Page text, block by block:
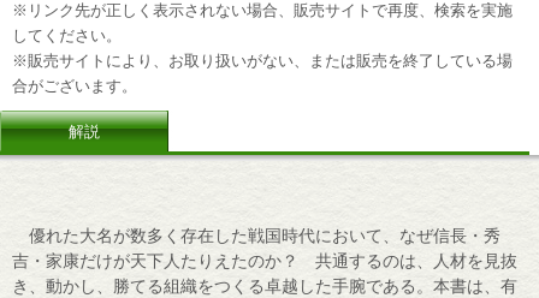
※リンク先が正しく表示されない場合、販売サイトで再度、検索を実施
してください。
※販売サイトにより、お取り扱いがない、または販売を終了している場
合がございます。
解説
優れた大名が数多く存在した戦国時代において、なぜ信長・秀
吉・家康だけが天下人たりえたのか？ 共通するのは、人材を見抜
き、動かし、勝てる組織をつくる卓越した手腕である。本書は、有